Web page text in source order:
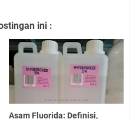
ini :
Asam Fluorida: Definisi,